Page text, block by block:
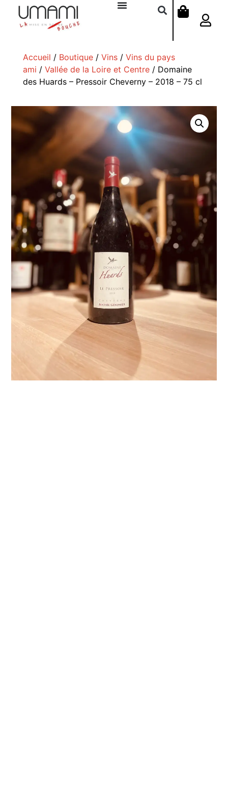
Accueil / Boutique/ Vins/ Vins du pays
ami / Vallée de la Loire et Centre/ Domaine
des Huards – Pressoir Cheverny – 2018 – 75 cl